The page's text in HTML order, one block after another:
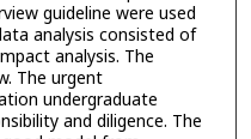
guideline were used
analysis consisted of
analysis. The
The urgent
undergraduate
and diligence. The